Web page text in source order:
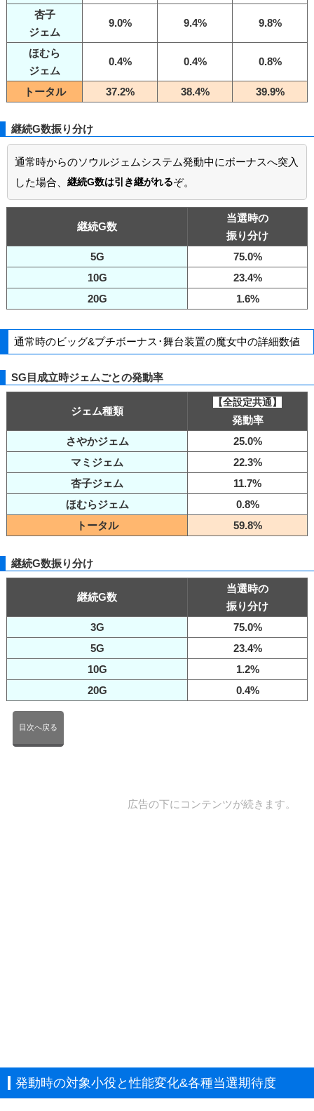
杏子
ジェム
9.0% 9.4% 9.8%
ほむら
ジェム
0.4% 0.4% 0.8%
トータル 37.2% 38.4% 39.9%
継続G数振り分け
通常時からのソウルジェムシステム発動中にボーナスへ突入
した場合、 継続G数は引き継がれるぞ。
継続G数
当選時の
振り分け
5G
75.0%
10G
23.4%
20G
1.6%
通常時のビッグ&プチボーナス･舞台装置の魔女中の詳細数値
SG目成立時ジェムごとの発動率
ジェム種類
【全設定共通】
発動率
さやかジェム
25.0%
マミジェム
22.3%
杏子ジェム
11.7%
ほむらジェム
0.8%
トータル
59.8%
継続G数振り分け
継続G数
当選時の
振り分け
3G
75.0%
5G
23.4%
10G
1.2%
20G
0.4%
目次へ戻る
広告の下にコンテンツが続きます。
発動時の対象小役と性能変化&各種当選期待度